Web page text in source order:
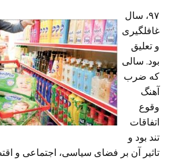
۹۷، سال
غافلگیری
و تعلیق
بود. سالی
که ضرب‌
آهنگ
وقوع
اتفاقات
تند بود و
تاثیر آن بر فضای سیاسی، اجتماعی و